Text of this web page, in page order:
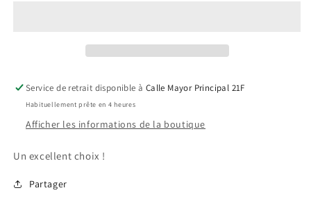
Service de retrait disponible à Calle Mayor Principal 21F
Habituellement prête en 4 heures
Afficher les informations de la boutique
Un excellent choix !
Partager